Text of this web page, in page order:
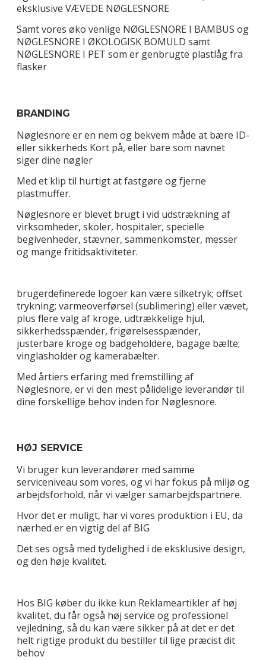
eksklusive VÆVEDE NØGLESNORE
Samt vores øko venlige NØGLESNORE I BAMBUS og
NØGLESNORE I ØKOLOGISK BOMULD samt
NØGLESNORE I PET som er genbrugte plastlåg fra
flasker
BRANDING
Nøglesnore er en nem og bekvem måde at bære ID-
eller sikkerheds Kort på, eller bare som navnet
siger dine nøgler
Med et klip til hurtigt at fastgøre og fjerne
plastmuffer.
Nøglesnore er blevet brugt i vid udstrækning af
virksomheder, skoler, hospitaler, specielle
begivenheder, stævner, sammenkomster, messer
og mange fritidsaktiviteter.
brugerdefinerede logoer kan være silketryk; offset
trykning; varmeoverførsel (sublimering) eller vævet,
plus flere valg af kroge, udtrækkelige hjul,
sikkerhedsspænder, frigørelsesspænder,
justerbare kroge og badgeholdere, bagage bælte;
vinglasholder og kamerabælter.
Med årtiers erfaring med fremstilling af
Nøglesnore, er vi den mest pålidelige leverandør til
dine forskellige behov inden for Nøglesnore.
HØJ SERVICE
Vi bruger kun leverandører med samme
serviceniveau som vores, og vi har fokus på miljø og
arbejdsforhold, når vi vælger samarbejdspartnere.
Hvor det er muligt, har vi vores produktion i EU, da
nærhed er en vigtig del af BIG
Det ses også med tydelighed i de eksklusive design,
og den høje kvalitet.
Hos BIG køber du ikke kun Reklameartikler af høj
kvalitet, du får også høj service og professionel
vejledning, så du kan være sikker på at det er det
helt rigtige produkt du bestiller til lige præcist dit
behov